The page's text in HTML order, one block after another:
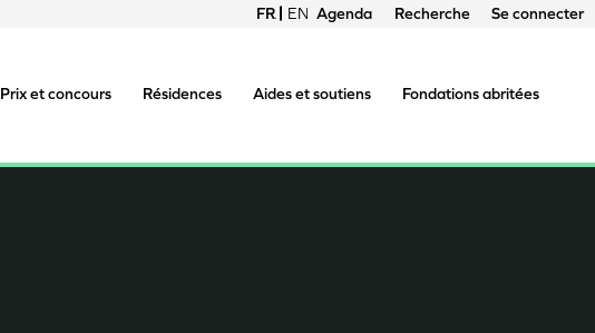
FRANÇAIS
ENGLISH
du
compte
Agenda Recherche Se connecter
Prix et concours Résidences Aides et soutiens Fondations abritées